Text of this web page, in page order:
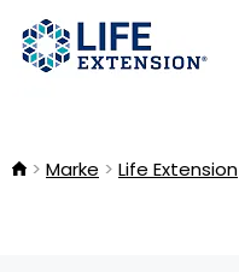
Marke Life Extension